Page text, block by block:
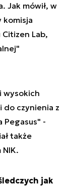
Jak mówił, w
komisja
Lab,
wysokich
do czynienia z
Pegasus" -
także
jak